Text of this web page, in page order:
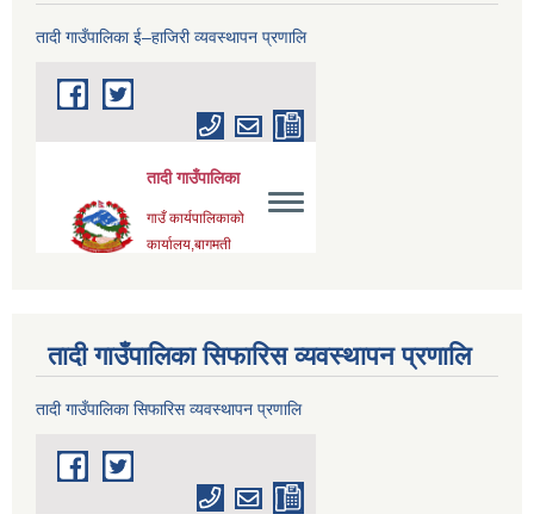
तादी गाउँपालिका ई–हाजिरी व्यवस्थापन प्रणालि
तादी गाउँपालिका सिफारिस व्यवस्थापन प्रणालि
तादी गाउँपालिका सिफारिस व्यवस्थापन प्रणालि